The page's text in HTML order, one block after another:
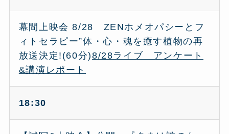
幕間上映会 8/28 ZENホメオパシーとフ
ィトセラピー”体・心・魂を癒す植物の再
放送決定!(60分)8/28ライブ アンケート
&講演レポート
18:30